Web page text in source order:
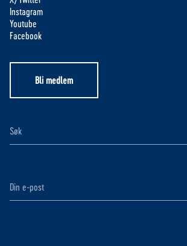
Instagram
Youtube
Facebook
Bli medlem